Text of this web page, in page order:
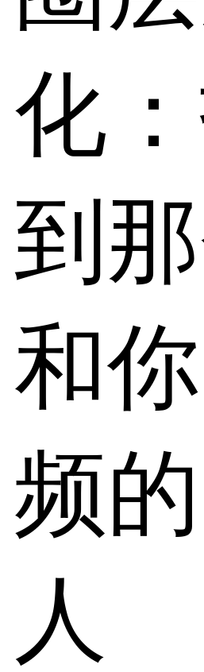
化
到
和
频
人